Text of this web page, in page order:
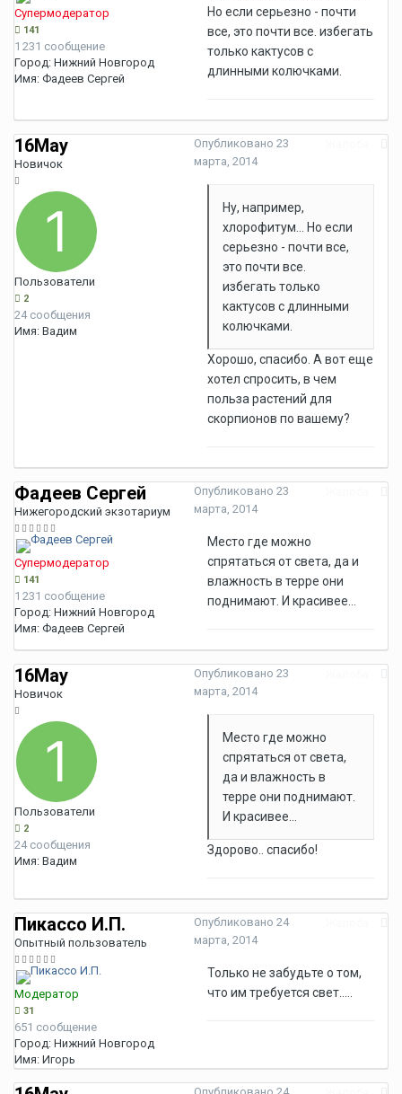
Супермодератор
141
1 231 сообщение
Город: Нижний Новгород
Имя: Фадеев Сергей
Но если серьезно - почти
все, это почти все. избегать
только кактусов с
длинными колючками.
16May
Новичок
Пользователи
2
24 сообщения
Имя: Вадим
Опубликовано 23
марта, 2014
Ну, например,
хлорофитум... Но если
серьезно - почти все,
это почти все.
избегать только
кактусов с длинными
колючками.
Хорошо, спасибо. А вот еще
хотел спросить, в чем
польза растений для
скорпионов по вашему?
Фадеев Сергей
Нижегородский экзотариум
Супермодератор
141
1 231 сообщение
Город: Нижний Новгород
Имя: Фадеев Сергей
Опубликовано 23
марта, 2014
Место где можно
спрятаться от света, да и
влажность в терре они
поднимают. И красивее...
16May
Новичок
Пользователи
2
24 сообщения
Имя: Вадим
Опубликовано 23
марта, 2014
Место где можно
спрятаться от света,
да и влажность в
терре они поднимают.
И красивее...
Здорово.. спасибо!
Пикассо И.П.
Опытный пользователь
Модератор
31
651 сообщение
Город: Нижний Новгород
Имя: Игорь
Опубликовано 24
марта, 2014
Только не забудьте о том,
что им требуется свет.....